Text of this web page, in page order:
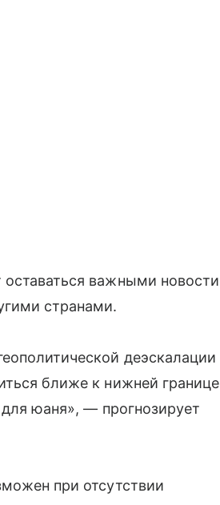
важными новости
странами.
деэскалации
ближе к нижней границе
юаня», — прогнозирует
при отсутствии